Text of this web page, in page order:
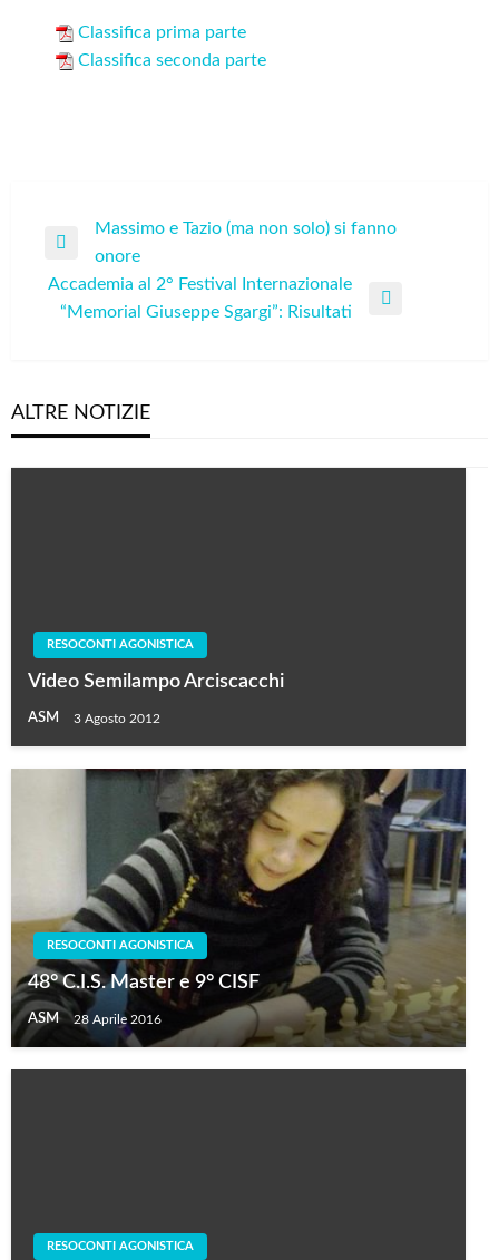
Classifica prima parte
Classifica seconda parte
Navigazione
articoli
Previous
Post
Massimo e Tazio (ma non solo) si fanno
onore
Next
Accademia al 2° Festival Internazionale
“Memorial Giuseppe Sgargi”: Risultati
ALTRE NOTIZIE
RESOCONTI AGONISTICA
Video Semilampo Arciscacchi
ASM 3 Agosto 2012
RESOCONTI AGONISTICA
48° C.I.S. Master e 9° CISF
ASM 28 Aprile 2016
RESOCONTI AGONISTICA